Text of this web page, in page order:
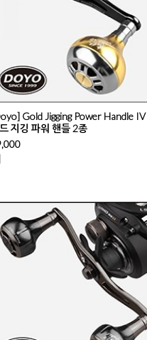
Gold Jigging Power Handle IV
지깅 파워 핸들 2종